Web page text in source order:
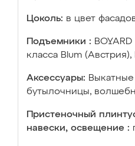
Цоколь: в цвет
Подъемники :
класса Blum
Аксессуары:
бутылочницы,
Пристеночный
навески, освещение :